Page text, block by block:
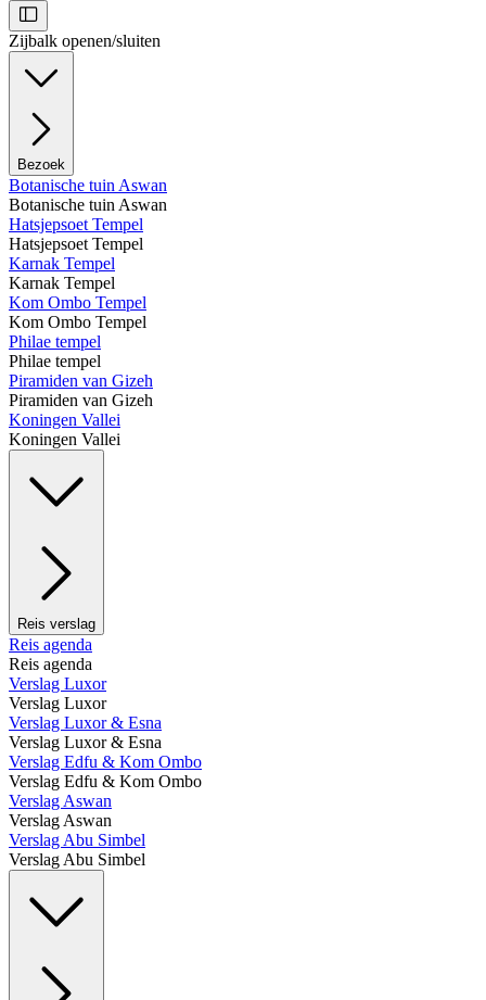
Zijbalk openen/sluiten
Bezoek
Botanische tuin Aswan
Botanische tuin Aswan
Hatsjepsoet Tempel
Hatsjepsoet Tempel
Karnak Tempel
Karnak Tempel
Kom Ombo Tempel
Kom Ombo Tempel
Philae tempel
Philae tempel
Piramiden van Gizeh
Piramiden van Gizeh
Koningen Vallei
Koningen Vallei
Reis verslag
Reis agenda
Reis agenda
Verslag Luxor
Verslag Luxor
Verslag Luxor & Esna
Verslag Luxor & Esna
Verslag Edfu & Kom Ombo
Verslag Edfu & Kom Ombo
Verslag Aswan
Verslag Aswan
Verslag Abu Simbel
Verslag Abu Simbel